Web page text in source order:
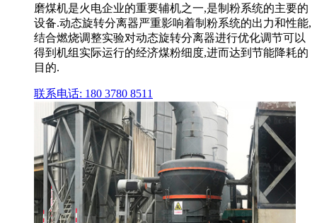
磨煤机是火电企业的重要辅机之一,是制粉系统的主要的
设备.动态旋转分离器严重影响着制粉系统的出力和性能,
结合燃烧调整实验对动态旋转分离器进行优化调节可以
得到机组实际运行的经济煤粉细度,进而达到节能降耗的
目的.
联系电话: 180 3780 8511